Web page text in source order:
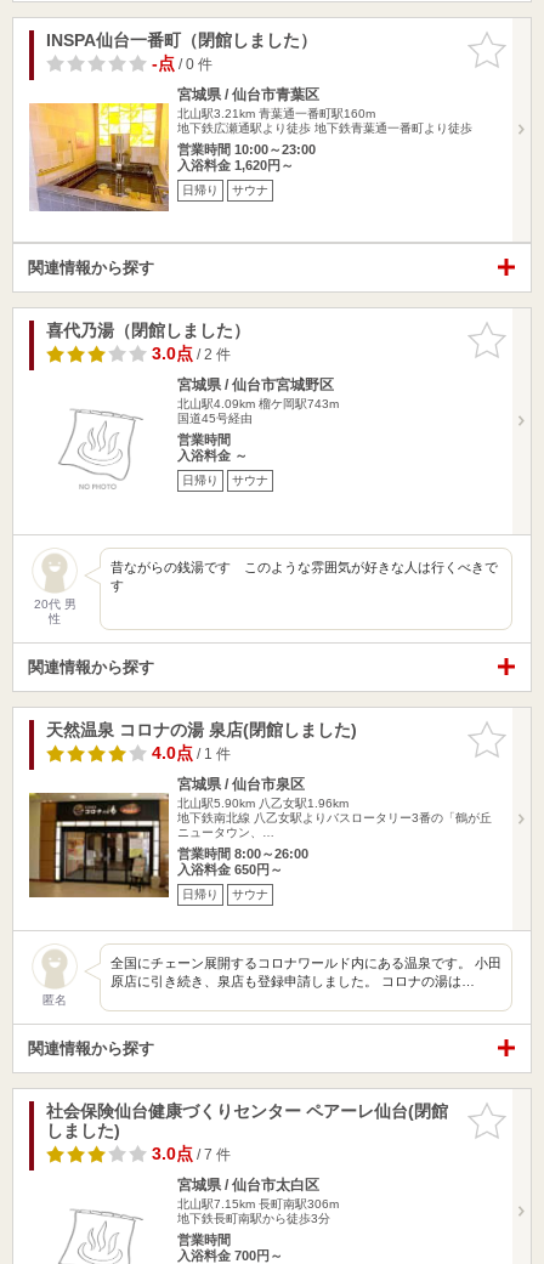
お気に入
りに追加
INSPA仙台一番町（閉館しました）
-点/ 0 件
宮城県 / 仙台市青葉区
北山駅3.21km 青葉通一番町駅160m
地下鉄広瀬通駅より徒歩 地下鉄青葉通一番町より徒歩
営業時間 10:00～23:00
入浴料金 1,620円～
日帰り サウナ
関連情報から探す
お気に入
りに追加
喜代乃湯（閉館しました）
3.0点/ 2 件
宮城県 / 仙台市宮城野区
北山駅4.09km 榴ケ岡駅743m
国道45号経由
営業時間
入浴料金 ～
日帰り サウナ
20代 男
性
昔ながらの銭湯です このような雰囲気が好きな人は行くべきで
す
関連情報から探す
お気に入
りに追加
天然温泉 コロナの湯 泉店(閉館しました)
4.0点/ 1 件
宮城県 / 仙台市泉区
北山駅5.90km 八乙女駅1.96km
地下鉄南北線 八乙女駅よりバスロータリー3番の「鶴が丘
ニュータウン、…
営業時間 8:00～26:00
入浴料金 650円～
日帰り サウナ
匿名
全国にチェーン展開するコロナワールド内にある温泉です。 小田
原店に引き続き、泉店も登録申請しました。 コロナの湯は…
関連情報から探す
お気に入
りに追加
社会保険仙台健康づくりセンター ペアーレ仙台(閉館
しました)
3.0点/ 7 件
宮城県 / 仙台市太白区
北山駅7.15km 長町南駅306m
地下鉄長町南駅から徒歩3分
営業時間
入浴料金 700円～